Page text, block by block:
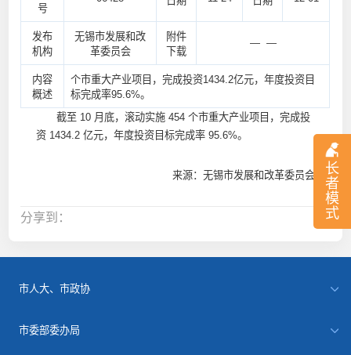
长
者
模
式
号
发布
机构
无锡市发展和改
革委员会
附件
下载
— —
内容
概述
个市重大产业项目，完成投资1434.2亿元，年度投资目
标完成率95.6%。
截至 10 月底，滚动实施 454 个市重大产业项目，完成投
资 1434.2 亿元，年度投资目标完成率 95.6%。
来源：无锡市发展和改革委员会
分享到：
市人大、市政协
市委部委办局